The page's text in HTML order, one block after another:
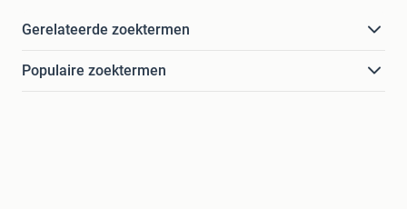
Gerelateerde zoektermen
Populaire zoektermen